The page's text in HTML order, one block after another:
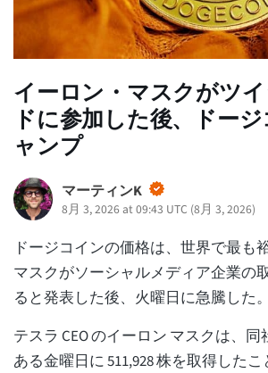
イーロン・マスクがツ
ドに参加した後、ドー
ャンプ
マーティンK
8月 3, 2026 at 09:43 UTC (8月 3, 2026)
ドージコインの価格は、世界で最も
マスクがソーシャルメディア企業の
ると発表した後、火曜日に急騰した。
テスラ CEO のイーロン マスクは、同
ある金曜日に 511,928 株を取得した